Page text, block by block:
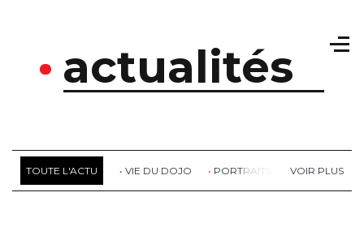
actualités
TOUTE L'ACTU VIE DU DOJO PORTRAITS RETOUR DE